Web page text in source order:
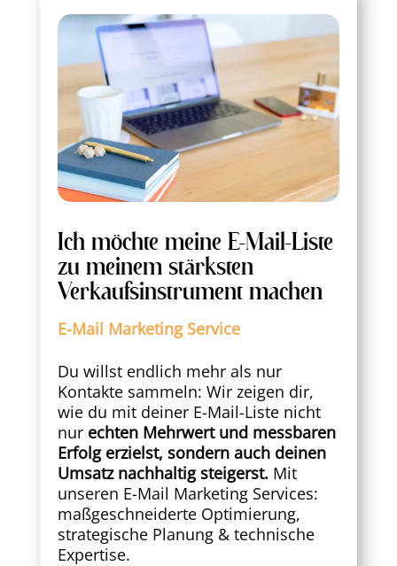
Ich möchte meine E-Mail-Liste
zu meinem stärksten
Verkaufsinstrument machen
E-Mail Marketing Service
Du willst endlich mehr als nur
Kontakte sammeln: Wir zeigen dir,
wie du mit deiner E-Mail-Liste nicht
nur echten Mehrwert und messbaren
Erfolg erzielst, sondern auch deinen
Umsatz nachhaltig steigerst. Mit
unseren E-Mail Marketing Services:
maßgeschneiderte Optimierung,
strategische Planung & technische
Expertise.